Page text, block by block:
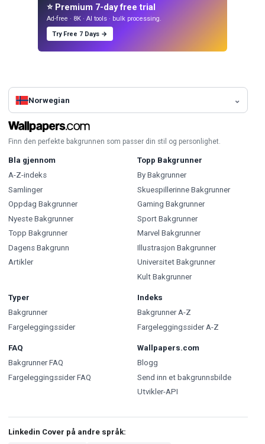
⭐ Premium 7-day free trial
Ad-free · 8K · AI tools · bulk processing.
Try Free 7 Days →
Norwegian
Finn den perfekte bakgrunnen som passer din stil og personlighet.
Bla gjennom
A-Z-indeks
Samlinger
Oppdag Bakgrunner
Nyeste Bakgrunner
Topp Bakgrunner
Dagens Bakgrunn
Artikler
Topp Bakgrunner
By Bakgrunner
Skuespillerinne Bakgrunner
Gaming Bakgrunner
Sport Bakgrunner
Marvel Bakgrunner
Illustrasjon Bakgrunner
Universitet Bakgrunner
Kult Bakgrunner
Typer
Bakgrunner
Fargeleggingssider
Indeks
Bakgrunner A-Z
Fargeleggingssider A-Z
FAQ
Bakgrunner FAQ
Fargeleggingssider FAQ
Wallpapers.com
Blogg
Send inn et bakgrunnsbilde
Utvikler-API
Linkedin Cover på andre språk: